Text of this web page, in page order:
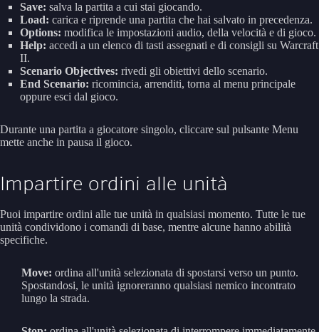
Save: salva la partita a cui stai giocando.
Load: carica e riprende una partita che hai salvato in precedenza.
Options: modifica le impostazioni audio, della velocità e di gioco.
Help: accedi a un elenco di tasti assegnati e di consigli su Warcraft
II.
Scenario Objectives: rivedi gli obiettivi dello scenario.
End Scenario: ricomincia, arrenditi, torna al menu principale
oppure esci dal gioco.
Durante una partita a giocatore singolo, cliccare sul pulsante Menu
mette anche in pausa il gioco.
Impartire ordini alle unità
Puoi impartire ordini alle tue unità in qualsiasi momento. Tutte le tue
unità condividono i comandi di base, mentre alcune hanno abilità
specifiche.
Move: ordina all'unità selezionata di spostarsi verso un punto.
Spostandosi, le unità ignoreranno qualsiasi nemico incontrato
lungo la strada.